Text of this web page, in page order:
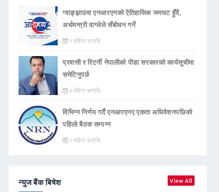
ग्वाङ्झाउमा एनआरएनको ऐतिहासिक जमघट हुँदै,
अर्थमन्त्री वाग्लेले सँबोधन गर्ने
१ महिना अगाडि
प्रवासी र रिटर्नी नेपालीको पीडा सरकारको कार्यसूचीमा
समेटिनुपर्छ
४ महिना अगाडि
विभिन्न निर्णय गर्दै एनआरएनए एकता अधिवेशनपछिको
पहिलो बैठक सम्पन्न
५ महिना अगाडि
न्युज बैंक बिषेश View All